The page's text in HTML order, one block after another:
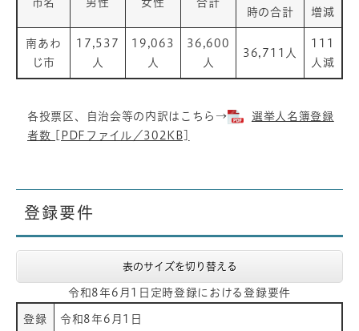
市名 男性 女性 合計
時の合計
増減
南あわ
じ市
17,537
人
19,063
人
36,600
人
36,711人
111
人減
各投票区、自治会等の内訳はこちら→
選挙人名簿登録
者数 [PDFファイル／302KB]
登録要件
表のサイズを切り替える
令和8年6月1日定時登録における登録要件
登録
令和8年6月1日